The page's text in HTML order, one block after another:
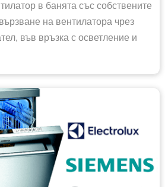
в банята със собствените
на вентилатора чрез
във връзка с осветление и